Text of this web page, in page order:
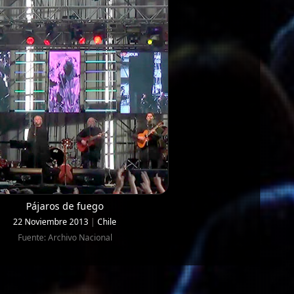
Pájaros de fuego
22 Noviembre 2013 | Chile
Fuente: Archivo Nacional